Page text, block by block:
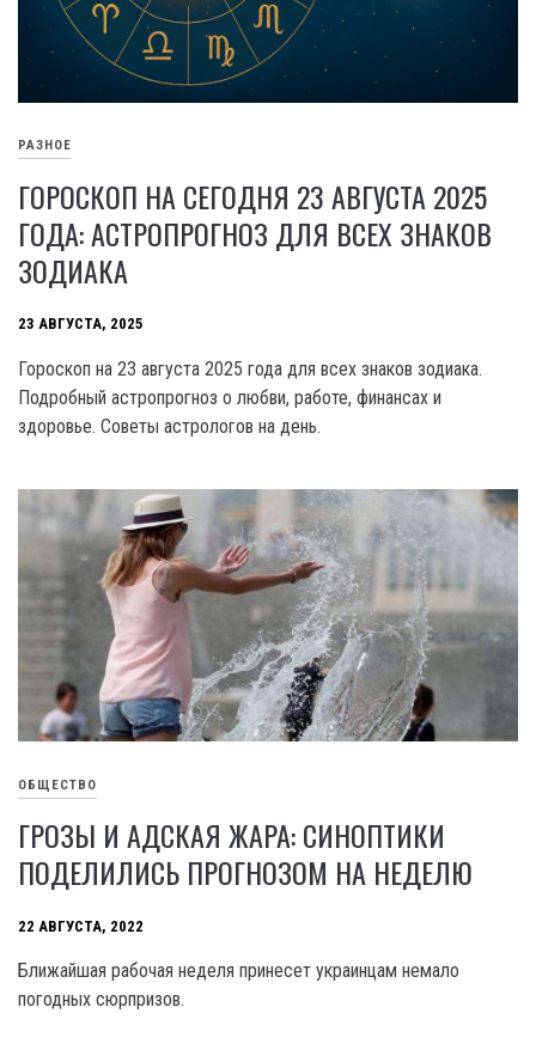
РАЗНОЕ
ГОРОСКОП НА СЕГОДНЯ 23 АВГУСТА 2025
ГОДА: АСТРОПРОГНОЗ ДЛЯ ВСЕХ ЗНАКОВ
ЗОДИАКА
23 АВГУСТА, 2025
Гороскоп на 23 августа 2025 года для всех знаков зодиака.
Подробный астропрогноз о любви, работе, финансах и
здоровье. Советы астрологов на день.
ОБЩЕСТВО
ГРОЗЫ И АДСКАЯ ЖАРА: СИНОПТИКИ
ПОДЕЛИЛИСЬ ПРОГНОЗОМ НА НЕДЕЛЮ
22 АВГУСТА, 2022
Ближайшая рабочая неделя принесет украинцам немало
погодных сюрпризов.